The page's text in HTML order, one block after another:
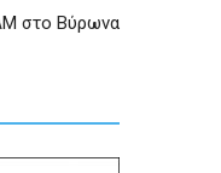
στο Βύρωνα